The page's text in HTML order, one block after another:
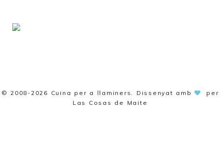
© 2008-2026 Cuina per a llaminers . Dissenyat amb
per
Las Cosas de Maite